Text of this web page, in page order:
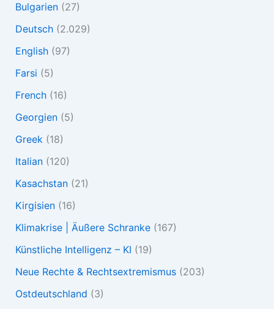
Bulgarien(27)
Deutsch(2.029)
English(97)
Farsi (5)
French(16)
Georgien(5)
Greek(18)
Italian(120)
Kasachstan(21)
Kirgisien(16)
Klimakrise | Äußere Schranke(167)
Künstliche Intelligenz – KI (19)
Neue Rechte & Rechtsextremismus(203)
Ostdeutschland (3)